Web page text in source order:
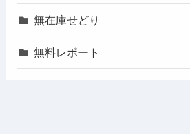
無在庫せどり
無料レポート